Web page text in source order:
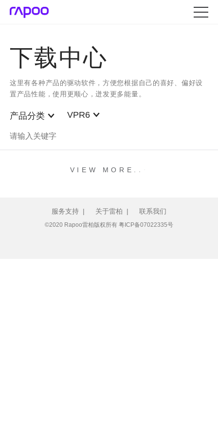
下载中心
这里有各种产品的驱动软件，方便您根据自己的喜好、偏好设
置产品性能，使用更顺心，迸发更多能量。
产品分类 VPR6
VIEW MORE . .
服务支持 | 关于雷柏 | 联系我们
©2020 Rapoo雷柏版权所有 粤ICP备07022335号